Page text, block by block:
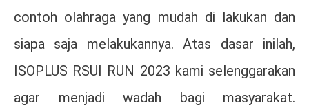
contoh olahraga yang mudah di lakukan dan
siapa saja melakukannya. Atas dasar inilah,
ISOPLUS RSUI RUN 2023 kami selenggarakan
agar menjadi wadah bagi masyarakat.